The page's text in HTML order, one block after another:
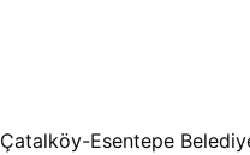
Çatalköy-Esentepe